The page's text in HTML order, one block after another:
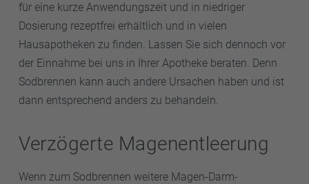
für eine kurze Anwendungszeit und in niedriger
Dosierung rezeptfrei erhältlich und in vielen
Hausapotheken zu finden. Lassen Sie sich dennoch vor
der Einnahme bei uns in Ihrer Apotheke beraten. Denn
Sodbrennen kann auch andere Ursachen haben und ist
dann entsprechend anders zu behandeln.
Verzögerte Magenentleerung
Wenn zum Sodbrennen weitere Magen-Darm-